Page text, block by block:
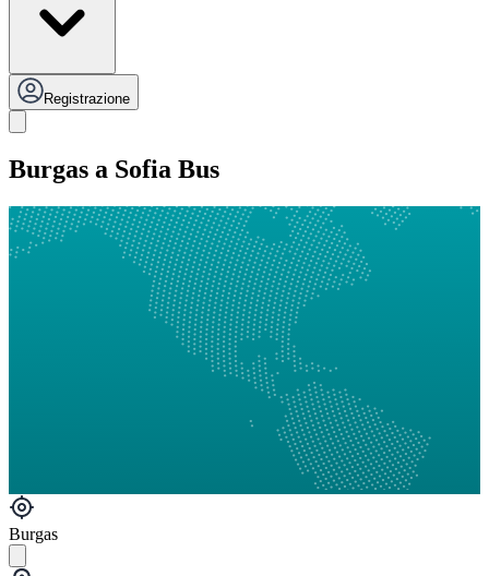
Registrazione
Burgas a Sofia Bus
Burgas